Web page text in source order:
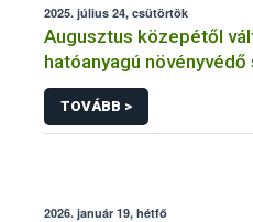
2025. július 24, csütörtök
Augusztus közepétől
hatóanyagú
határérték csökkentése
TOVÁBB >
2026. január 19, hétfő